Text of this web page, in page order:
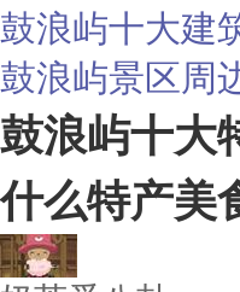
鼓浪屿十大建
鼓浪屿景区周
鼓浪屿十大
什么特产美